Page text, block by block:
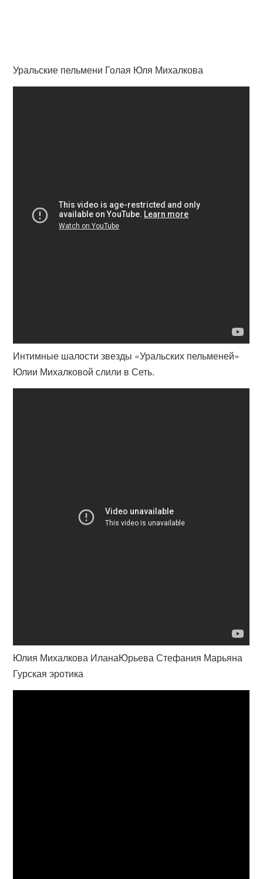
Уральские пельмени Голая Юля Михалкова
Интимные шалости звезды «Уральских пельменей»
Юлии Михалковой слили в Сеть.
Юлия Михалкова ИланаЮрьева Стефания Марьяна
Гурская эротика